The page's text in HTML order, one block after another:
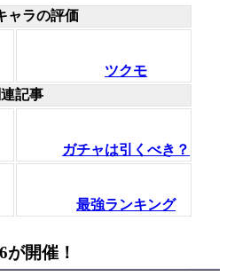
ャラの評価
ツクモ
記事
ガチャは引くべき？
最強ランキング
が開催！